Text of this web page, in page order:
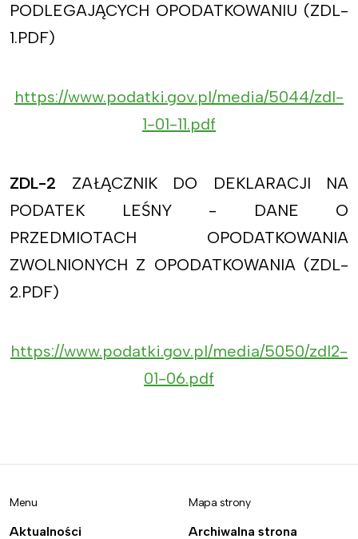
PODLEGAJĄCYCH OPODATKOWANIU (ZDL-
1.PDF)
https://www.podatki.gov.pl/media/5044/zdl-
1-01-11.pdf
ZDL-2 ZAŁĄCZNIK DO DEKLARACJI NA
PODATEK LEŚNY - DANE O
PRZEDMIOTACH OPODATKOWANIA
ZWOLNIONYCH Z OPODATKOWANIA (ZDL-
2.PDF)
https://www.podatki.gov.pl/media/5050/zdl2-
01-06.pdf
Menu
Aktualności
Mapa strony
Archiwalna strona